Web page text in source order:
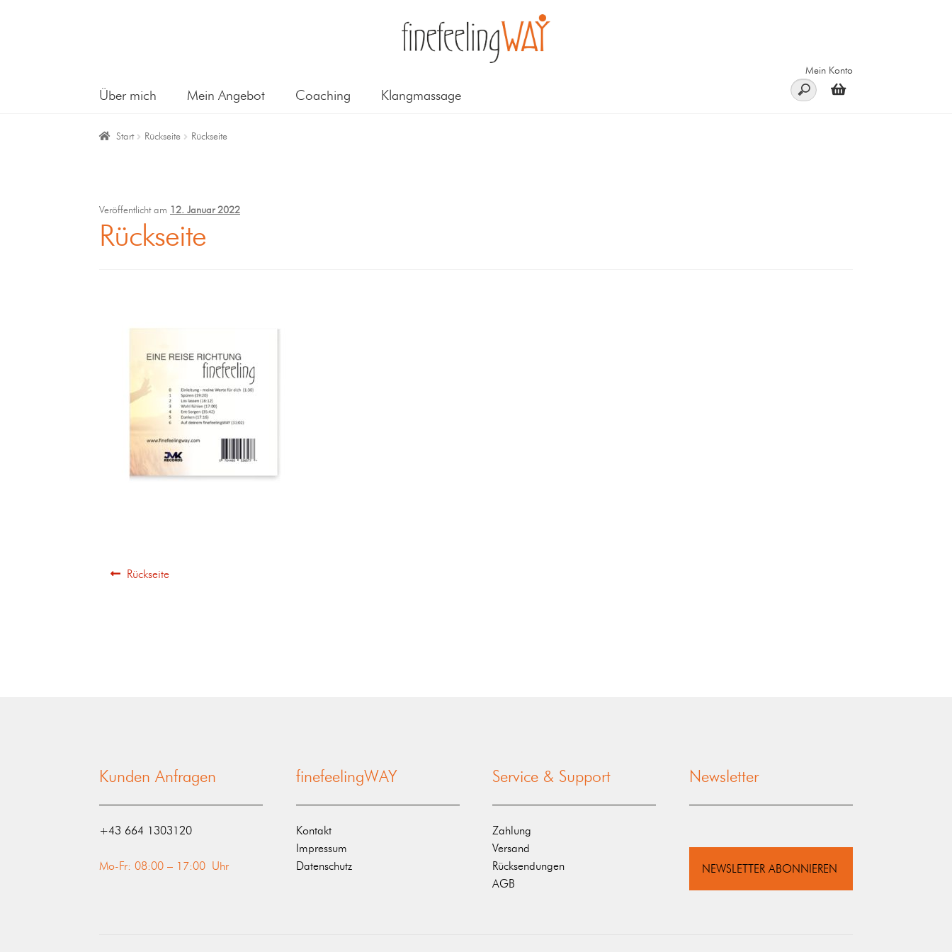
Über mich Mein Angebot Coaching Klangmassage
Mein Konto
Start Rückseite Rückseite
Veröffentlicht am 12. Januar 2022
Rückseite
Rückseite
Kunden Anfragen
‭+43 664 1303120‬
Mo-Fr: 08:00 – 17:00 Uhr
finefeelingWAY
Kontakt
Impressum
Datenschutz
Service & Support
Zahlung
Versand
Rücksendungen
AGB
Newsletter
NEWSLETTER ABONNIEREN